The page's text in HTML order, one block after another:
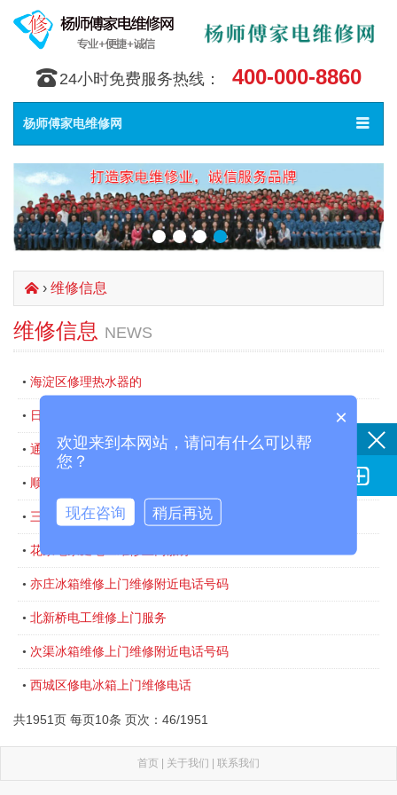
󰇯 24小时免费服务热线： 400-000-8860
Toggle
󰀥
杨师傅家电维修网
󰄫 › 维修信息
维修信息 NEWS
• 海淀区修理热水器的
• 日本电饭煲特约维修中心
• 通州区壁挂炉维修电话
• 顺义区附近修理洗衣机的修理联系方式
• 三里屯修理冰箱的电话号码附近
• 花家地家庭电工维修上门服务
• 亦庄冰箱维修上门维修附近电话号码
• 北新桥电工维修上门服务
• 次渠冰箱维修上门维修附近电话号码
• 西城区修电冰箱上门维修电话
共1951页 每页10条 页次：46/1951
首页 | 关于我们 | 联系我们

×
欢迎来到本网站，请问有什么可以帮
您？
现在咨询 稍后再说